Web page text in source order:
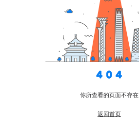
你所查看的页面不存在
返回首页